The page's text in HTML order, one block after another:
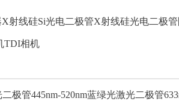
X射线硅Si光电二极管X射线硅光电二极管
TDI相机
二极管445nm-520nm蓝绿光激光二极管